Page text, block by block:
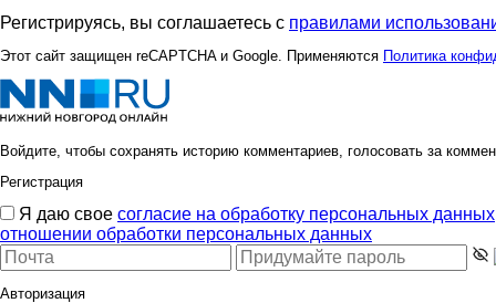
Регистрируясь, вы соглашаетесь с правилами
Этот сайт защищен reCAPTCHA и Google. Применяются Политика
Войдите, чтобы сохранять историю комментариев, голосовать за
Регистрация
Я даю свое согласие на обработку персональных данных
отношении обработки персональных данных
Авторизация